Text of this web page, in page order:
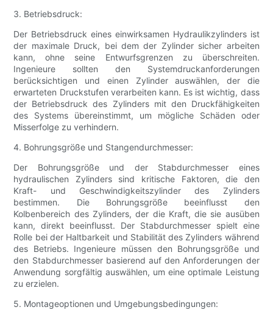
3. Betriebsdruck:
Der Betriebsdruck eines einwirksamen Hydraulikzylinders ist
der maximale Druck, bei dem der Zylinder sicher arbeiten
kann, ohne seine Entwurfsgrenzen zu überschreiten.
Ingenieure sollten den Systemdruckanforderungen
berücksichtigen und einen Zylinder auswählen, der die
erwarteten Druckstufen verarbeiten kann. Es ist wichtig, dass
der Betriebsdruck des Zylinders mit den Druckfähigkeiten
des Systems übereinstimmt, um mögliche Schäden oder
Misserfolge zu verhindern.
4. Bohrungsgröße und Stangendurchmesser:
Der Bohrungsgröße und der Stabdurchmesser eines
hydraulischen Zylinders sind kritische Faktoren, die den
Kraft- und Geschwindigkeitszylinder des Zylinders
bestimmen. Die Bohrungsgröße beeinflusst den
Kolbenbereich des Zylinders, der die Kraft, die sie ausüben
kann, direkt beeinflusst. Der Stabdurchmesser spielt eine
Rolle bei der Haltbarkeit und Stabilität des Zylinders während
des Betriebs. Ingenieure müssen den Bohrungsgröße und
den Stabdurchmesser basierend auf den Anforderungen der
Anwendung sorgfältig auswählen, um eine optimale Leistung
zu erzielen.
5. Montageoptionen und Umgebungsbedingungen: